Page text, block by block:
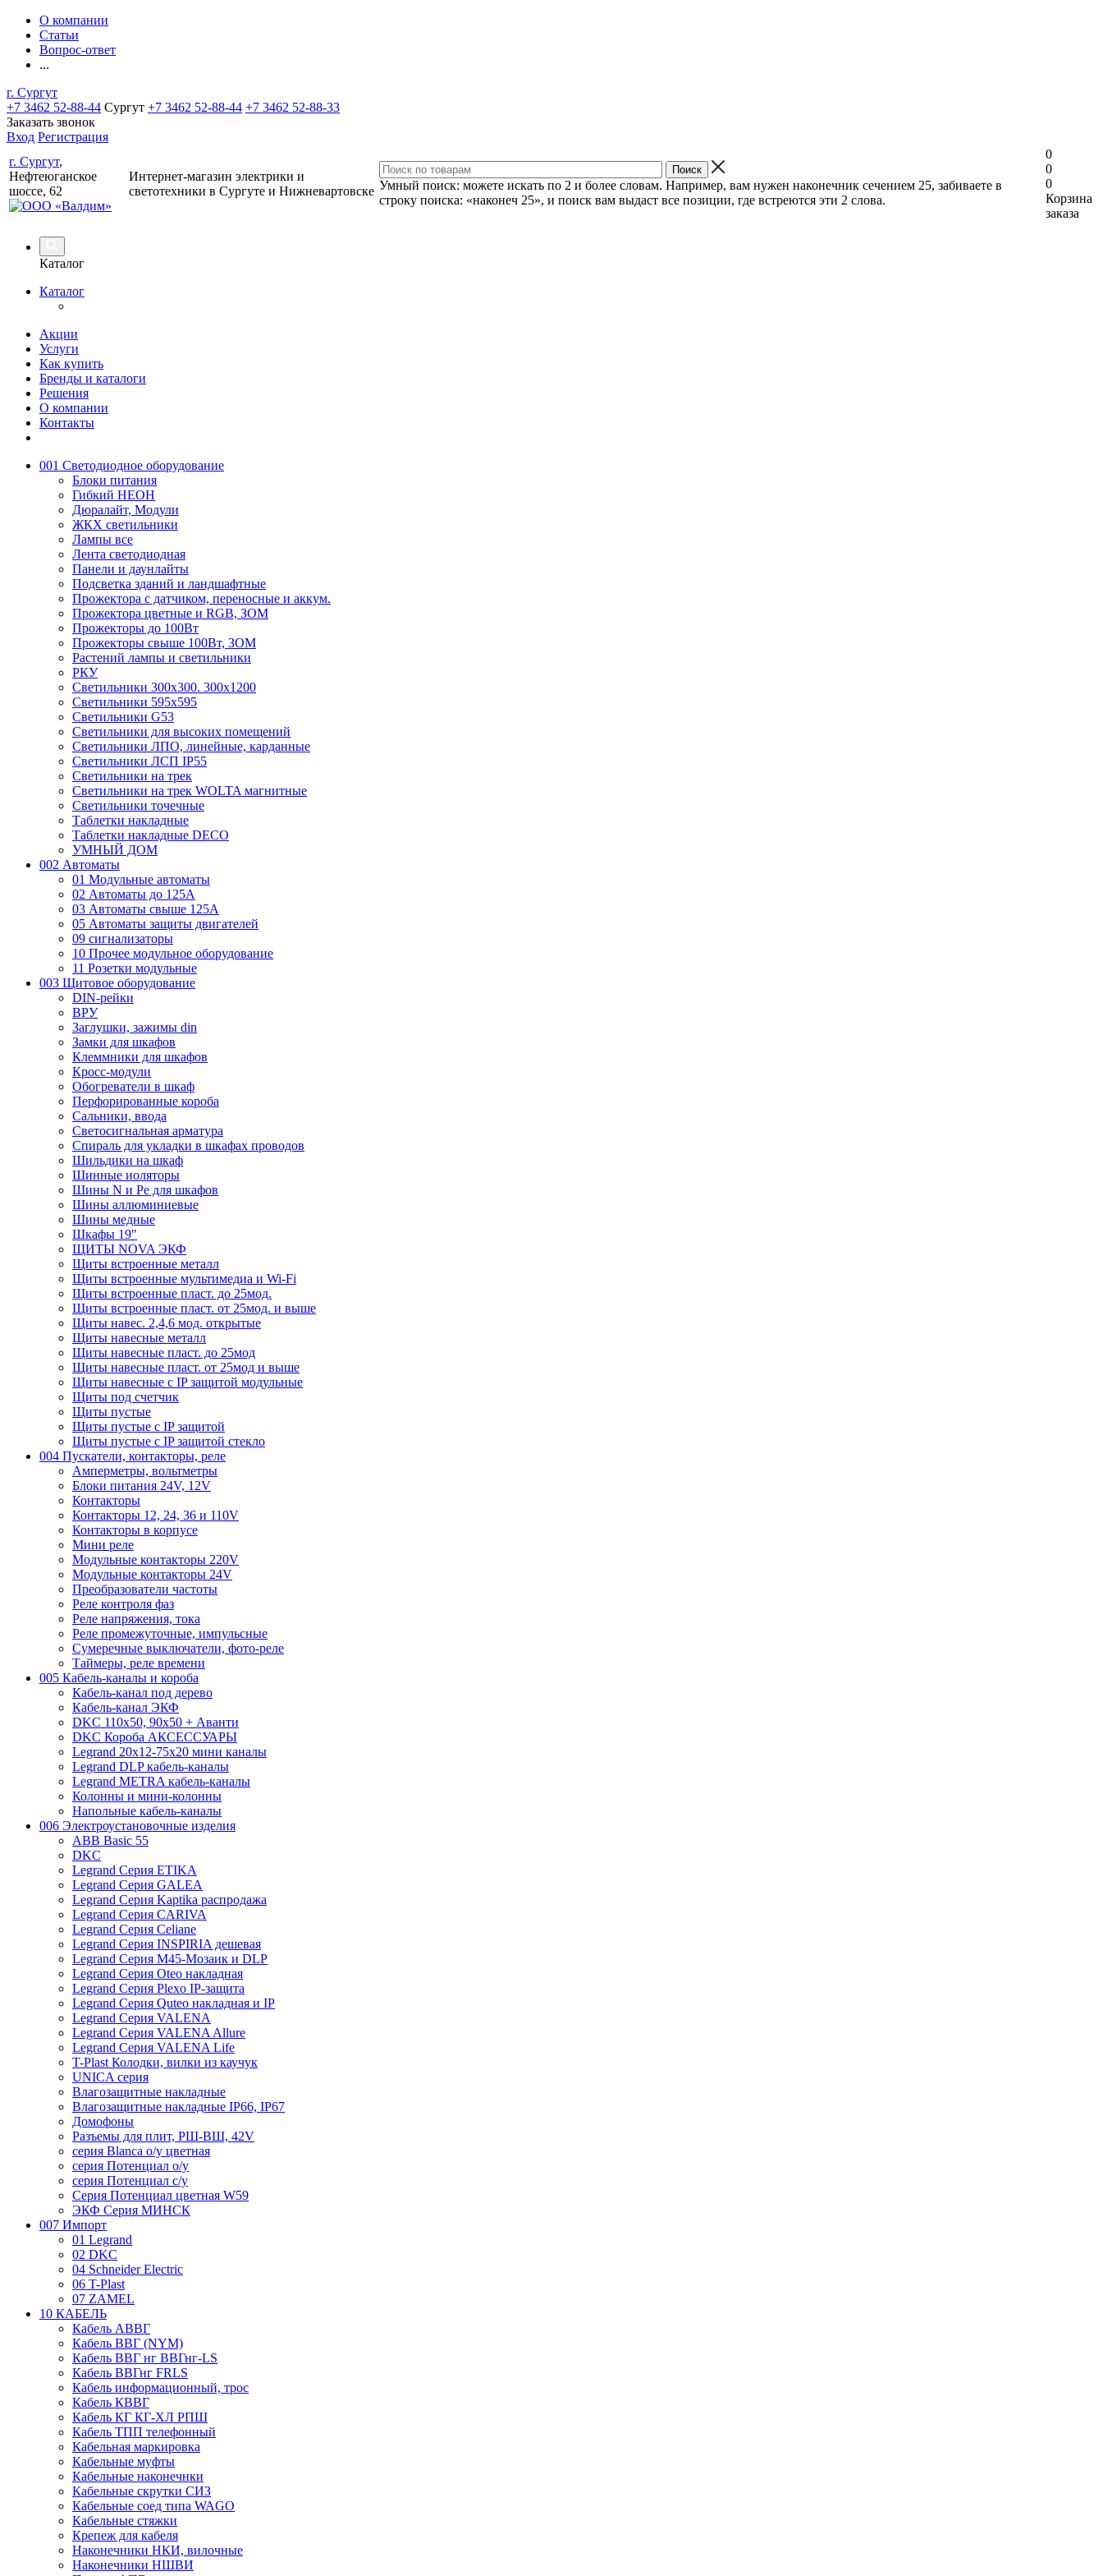
О компании
Статьи
Вопрос-ответ
...
г. Сургут
+7 3462 52-88-44 Сургут +7 3462 52-88-44 +7 3462 52-88-33
Заказать звонок
Вход Регистрация
г. Сургут,
Нефтеюганское
шоссе, 62
Интернет-магазин электрики и
светотехники в Сургуте и Нижневартовске Умный поиск: можете искать по 2 и более словам. Например, вам нужен наконечник сечением 25, забиваете в
строку поиска: «наконеч 25», и поиск вам выдаст все позиции, где встреются эти 2 слова.
0
0
0
Корзина
заказа
Каталог
Каталог
Акции
Услуги
Как купить
Бренды и каталоги
Решения
О компании
Контакты
001 Светодиодное оборудование
Блоки питания
Гибкий НЕОН
Дюралайт, Модули
ЖКХ светильники
Лампы все
Лента светодиодная
Панели и даунлайты
Подсветка зданий и ландшафтные
Прожектора с датчиком, переносные и аккум.
Прожектора цветные и RGB, ЗОМ
Прожекторы до 100Вт
Прожекторы свыше 100Вт, ЗОМ
Растений лампы и светильники
РКУ
Светильники 300х300. 300х1200
Светильники 595х595
Светильники G53
Светильники для высоких помещений
Светильники ЛПО, линейные, карданные
Светильники ЛСП IP55
Светильники на трек
Светильники на трек WOLTA магнитные
Светильники точечные
Таблетки накладные
Таблетки накладные DECO
УМНЫЙ ДОМ
002 Автоматы
01 Модульные автоматы
02 Автоматы до 125А
03 Автоматы свыше 125А
05 Автоматы защиты двигателей
09 сигнализаторы
10 Прочее модульное оборудование
11 Розетки модульные
003 Щитовое оборудование
DIN-рейки
ВРУ
Заглушки, зажимы din
Замки для шкафов
Клеммники для шкафов
Кросс-модули
Обогреватели в шкаф
Перфорированные короба
Сальники, ввода
Светосигнальная арматура
Спираль для укладки в шкафах проводов
Шильдики на шкаф
Шинные иоляторы
Шины N и Pe для шкафов
Шины аллюминиевые
Шины медные
Шкафы 19"
ЩИТЫ NOVA ЭКФ
Щиты встроенные металл
Щиты встроенные мультимедиа и Wi-Fi
Щиты встроенные пласт. до 25мод.
Щиты встроенные пласт. от 25мод. и выше
Щиты навес. 2,4,6 мод. открытые
Щиты навесные металл
Щиты навесные пласт. до 25мод
Щиты навесные пласт. от 25мод и выше
Щиты навесные с IP защитой модульные
Щиты под счетчик
Щиты пустые
Щиты пустые с IP защитой
Щиты пустые с IP защитой стекло
004 Пускатели, контакторы, реле
Амперметры, вольтметры
Блоки питания 24V, 12V
Контакторы
Контакторы 12, 24, 36 и 110V
Контакторы в корпусе
Мини реле
Модульные контакторы 220V
Модульные контакторы 24V
Преобразователи частоты
Реле контроля фаз
Реле напряжения, тока
Реле промежуточные, импульсные
Сумеречные выключатели, фото-реле
Таймеры, реле времени
005 Кабель-каналы и короба
Кабель-канал под дерево
Кабель-канал ЭКФ
DKC 110х50, 90х50 + Аванти
DKC Короба АКСЕССУАРЫ
Legrand 20х12-75х20 мини каналы
Legrand DLP кабель-каналы
Legrand METRA кабель-каналы
Колонны и мини-колонны
Напольные кабель-каналы
006 Электроустановочные изделия
ABB Basic 55
DKC
Legrand Серия ETIKA
Legrand Серия GALEA
Legrand Серия Kaptika распродажа
Legrand Серия CARIVA
Legrand Серия Celiane
Legrand Серия INSPIRIA дешевая
Legrand Серия M45-Мозаик и DLP
Legrand Серия Oteo накладная
Legrand Серия Plexo IP-защита
Legrand Серия Quteo накладная и IP
Legrand Серия VALENA
Legrand Серия VALENA Allure
Legrand Серия VALENA Life
T-Plast Колодки, вилки из каучук
UNICA серия
Влагозащитные накладные
Влагозащитные накладные IP66, IP67
Домофоны
Разъемы для плит, РШ-ВШ, 42V
серия Blanca о/у цветная
серия Потенциал о/у
серия Потенциал с/у
Серия Потенциал цветная W59
ЭКФ Серия МИНСК
007 Импорт
01 Legrand
02 DKC
04 Schneider Electric
06 T-Plast
07 ZAMEL
10 КАБЕЛЬ
Кабель АВВГ
Кабель ВВГ (NYM)
Кабель ВВГ нг ВВГнг-LS
Кабель ВВГнг FRLS
Кабель информационный, трос
Кабель КВВГ
Кабель КГ КГ-ХЛ РПШ
Кабель ТПП телефонный
Кабельная маркировка
Кабельные муфты
Кабельные наконечнки
Кабельные скрутки СИЗ
Кабельные соед типа WAGO
Кабельные стяжки
Крепеж для кабеля
Наконечники НКИ, вилочные
Наконечники НШВИ